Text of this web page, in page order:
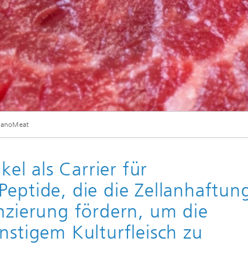
und
Agrarsystemgesundheit
Forschungs- und
Entwicklungsprojekte
Stammsammlung
als Carrier für
die die
fördern, um die
Kulturfleisch zu